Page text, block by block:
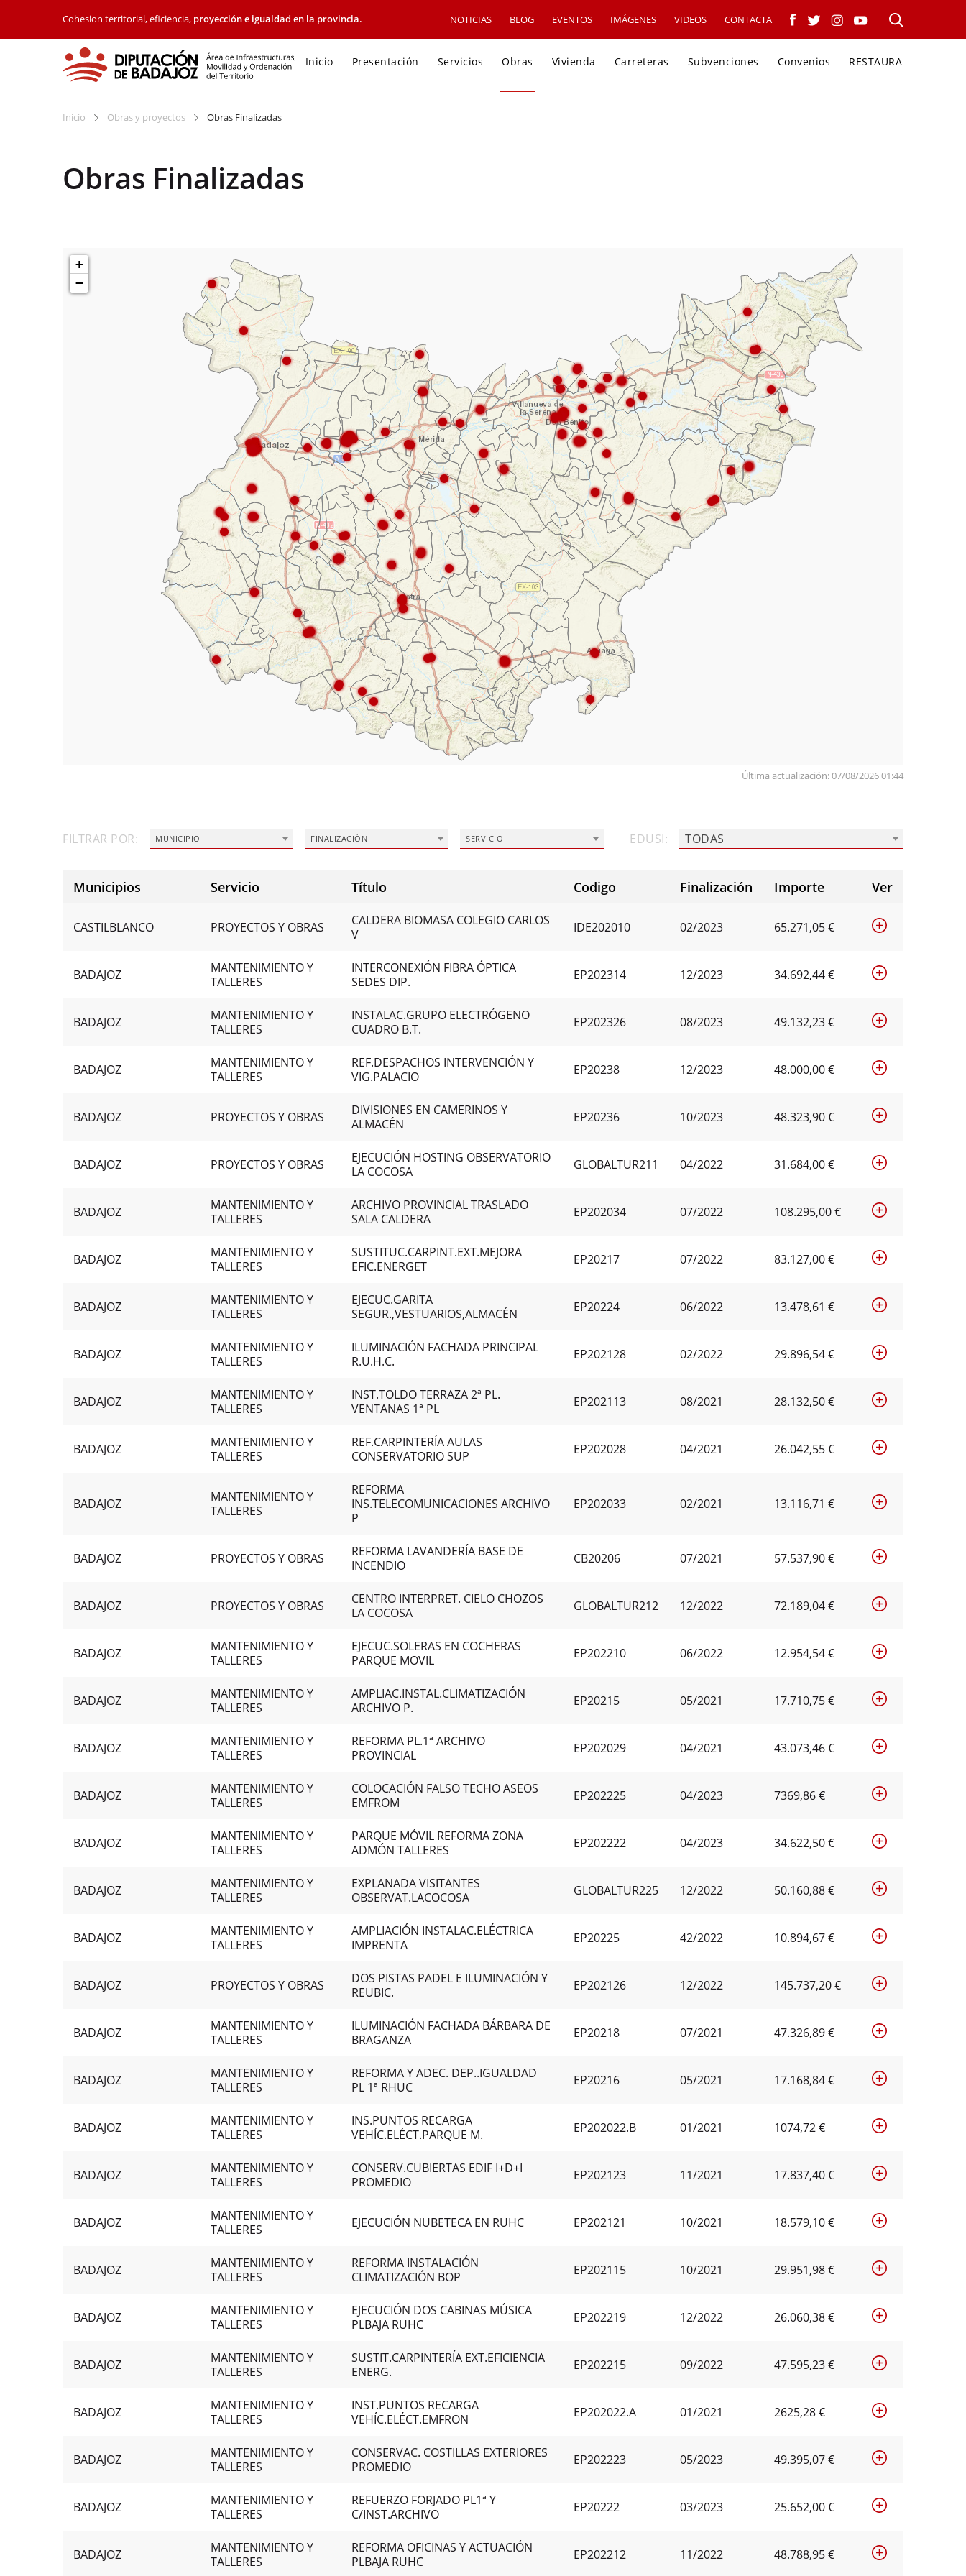
Cohesion territorial, eficiencia, proyección e igualdad en la provincia. NOTICIAS BLOG EVENTOS IMÁGENES VIDEOS CONTACTA
Inicio Presentación Servicios Obras Vivienda Carreteras Subvenciones Convenios RESTAURA
Inicio Obras y proyectos Obras Finalizadas
Obras Finalizadas
+
−
Última actualización: 07/08/2026 01:44
FILTRAR POR: MUNICIPIO FINALIZACIÓN SERVICIO EDUSI: TODAS
Municipios Servicio Título Codigo Finalización Importe Ver
CASTILBLANCO PROYECTOS Y OBRAS
CALDERA BIOMASA COLEGIO CARLOS
V
IDE202010 02/2023 65.271,05 €
BADAJOZ
MANTENIMIENTO Y
TALLERES
INTERCONEXIÓN FIBRA ÓPTICA
SEDES DIP.
EP202314 12/2023 34.692,44 €
BADAJOZ
MANTENIMIENTO Y
TALLERES
INSTALAC.GRUPO ELECTRÓGENO
CUADRO B.T.
EP202326 08/2023 49.132,23 €
BADAJOZ
MANTENIMIENTO Y
TALLERES
REF.DESPACHOS INTERVENCIÓN Y
VIG.PALACIO
EP20238 12/2023 48.000,00 €
BADAJOZ PROYECTOS Y OBRAS
DIVISIONES EN CAMERINOS Y
ALMACÉN
EP20236 10/2023 48.323,90 €
BADAJOZ PROYECTOS Y OBRAS
EJECUCIÓN HOSTING OBSERVATORIO
LA COCOSA
GLOBALTUR211 04/2022 31.684,00 €
BADAJOZ
MANTENIMIENTO Y
TALLERES
ARCHIVO PROVINCIAL TRASLADO
SALA CALDERA
EP202034 07/2022 108.295,00 €
BADAJOZ
MANTENIMIENTO Y
TALLERES
SUSTITUC.CARPINT.EXT.MEJORA
EFIC.ENERGET
EP20217 07/2022 83.127,00 €
BADAJOZ
MANTENIMIENTO Y
TALLERES
EJECUC.GARITA
SEGUR.,VESTUARIOS,ALMACÉN
EP20224 06/2022 13.478,61 €
BADAJOZ
MANTENIMIENTO Y
TALLERES
ILUMINACIÓN FACHADA PRINCIPAL
R.U.H.C.
EP202128 02/2022 29.896,54 €
BADAJOZ
MANTENIMIENTO Y
TALLERES
INST.TOLDO TERRAZA 2ª PL.
VENTANAS 1ª PL
EP202113 08/2021 28.132,50 €
BADAJOZ
MANTENIMIENTO Y
TALLERES
REF.CARPINTERÍA AULAS
CONSERVATORIO SUP
EP202028 04/2021 26.042,55 €
BADAJOZ
MANTENIMIENTO Y
TALLERES
REFORMA
INS.TELECOMUNICACIONES ARCHIVO
P
EP202033 02/2021 13.116,71 €
BADAJOZ PROYECTOS Y OBRAS
REFORMA LAVANDERÍA BASE DE
INCENDIO
CB20206 07/2021 57.537,90 €
BADAJOZ PROYECTOS Y OBRAS
CENTRO INTERPRET. CIELO CHOZOS
LA COCOSA
GLOBALTUR212 12/2022 72.189,04 €
BADAJOZ
MANTENIMIENTO Y
TALLERES
EJECUC.SOLERAS EN COCHERAS
PARQUE MOVIL
EP202210 06/2022 12.954,54 €
BADAJOZ
MANTENIMIENTO Y
TALLERES
AMPLIAC.INSTAL.CLIMATIZACIÓN
ARCHIVO P.
EP20215 05/2021 17.710,75 €
BADAJOZ
MANTENIMIENTO Y
TALLERES
REFORMA PL.1ª ARCHIVO
PROVINCIAL
EP202029 04/2021 43.073,46 €
BADAJOZ
MANTENIMIENTO Y
TALLERES
COLOCACIÓN FALSO TECHO ASEOS
EMFROM
EP202225 04/2023 7369,86 €
BADAJOZ
MANTENIMIENTO Y
TALLERES
PARQUE MÓVIL REFORMA ZONA
ADMÓN TALLERES
EP202222 04/2023 34.622,50 €
BADAJOZ
MANTENIMIENTO Y
TALLERES
EXPLANADA VISITANTES
OBSERVAT.LACOCOSA
GLOBALTUR225 12/2022 50.160,88 €
BADAJOZ
MANTENIMIENTO Y
TALLERES
AMPLIACIÓN INSTALAC.ELÉCTRICA
IMPRENTA
EP20225 42/2022 10.894,67 €
BADAJOZ PROYECTOS Y OBRAS
DOS PISTAS PADEL E ILUMINACIÓN Y
REUBIC.
EP202126 12/2022 145.737,20 €
BADAJOZ
MANTENIMIENTO Y
TALLERES
ILUMINACIÓN FACHADA BÁRBARA DE
BRAGANZA
EP20218 07/2021 47.326,89 €
BADAJOZ
MANTENIMIENTO Y
TALLERES
REFORMA Y ADEC. DEP..IGUALDAD
PL 1ª RHUC
EP20216 05/2021 17.168,84 €
BADAJOZ
MANTENIMIENTO Y
TALLERES
INS.PUNTOS RECARGA
VEHÍC.ELÉCT.PARQUE M.
EP202022.B 01/2021 1074,72 €
BADAJOZ
MANTENIMIENTO Y
TALLERES
CONSERV.CUBIERTAS EDIF I+D+I
PROMEDIO
EP202123 11/2021 17.837,40 €
BADAJOZ
MANTENIMIENTO Y
TALLERES
EJECUCIÓN NUBETECA EN RUHC EP202121 10/2021 18.579,10 €
BADAJOZ
MANTENIMIENTO Y
TALLERES
REFORMA INSTALACIÓN
CLIMATIZACIÓN BOP
EP202115 10/2021 29.951,98 €
BADAJOZ
MANTENIMIENTO Y
TALLERES
EJECUCIÓN DOS CABINAS MÚSICA
PLBAJA RUHC
EP202219 12/2022 26.060,38 €
BADAJOZ
MANTENIMIENTO Y
TALLERES
SUSTIT.CARPINTERÍA EXT.EFICIENCIA
ENERG.
EP202215 09/2022 47.595,23 €
BADAJOZ
MANTENIMIENTO Y
TALLERES
INST.PUNTOS RECARGA
VEHÍC.ELÉCT.EMFRON
EP202022.A 01/2021 2625,28 €
BADAJOZ
MANTENIMIENTO Y
TALLERES
CONSERVAC. COSTILLAS EXTERIORES
PROMEDIO
EP202223 05/2023 49.395,07 €
BADAJOZ
MANTENIMIENTO Y
TALLERES
REFUERZO FORJADO PL1ª Y
C/INST.ARCHIVO
EP20222 03/2023 25.652,00 €
BADAJOZ
MANTENIMIENTO Y
TALLERES
REFORMA OFICINAS Y ACTUACIÓN
PLBAJA RUHC
EP202212 11/2022 48.788,95 €